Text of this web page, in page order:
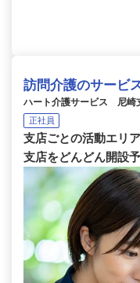
訪問介護のサービ
ハート介護サービス 尼崎
正社員
支店ごとの活動エリ
支店をどんどん開設